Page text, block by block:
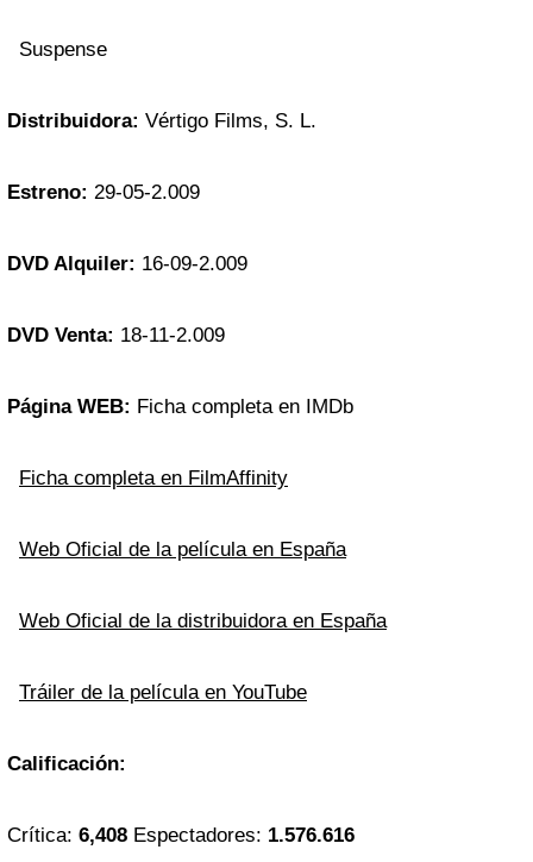
Suspense
Distribuidora: Vértigo Films, S. L.
Estreno: 29-05-2.009
DVD Alquiler: 16-09-2.009
DVD Venta: 18-11-2.009
Página WEB: Ficha completa en IMDb
Ficha completa en FilmAffinity
Web Oficial de la película en España
Web Oficial de la distribuidora en España
Tráiler de la película en YouTube
Calificación:
Crítica: 6,408 Espectadores: 1.576.616